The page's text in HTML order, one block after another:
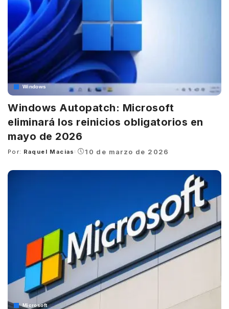
Windows
Windows Autopatch: Microsoft
eliminará los reinicios obligatorios en
mayo de 2026
Posted
Por: Raquel Macias 10 de marzo de 2026
Microsoft